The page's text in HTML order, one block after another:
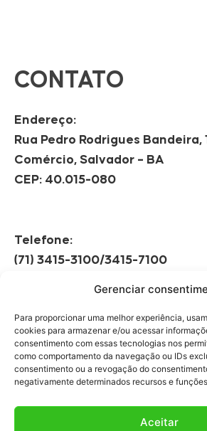
Gerenciar
Para proporcionar uma melhor experiência,
cookies para armazenar e/ou acessar
consentimento com essas tecnologias nos
como comportamento da navegação ou IDs
consentimento ou a revogação do
negativamente determinados recursos e
Aceitar
CONTATO
Endereço:
Rua Pedro Rodrigues Bandeira,
Comércio, Salvador – BA
CEP: 40.015-080
Telefone:
(71) 3415-3100/3415-7100
Horário de Funcionamento:
08h às 12h | 13h às 17h